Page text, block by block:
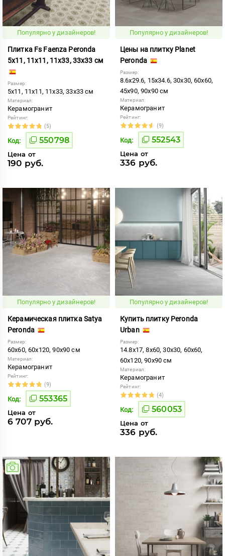
Популярно у дизайнеров!
Плитка Fs Faenza Peronda
5x11, 11x11, 11x33, 33x33 см
Размер:
5x11, 11x11, 11x33, 33x33 см
Материал:
Керамогранит
Рейтинг:
(5)
Код: 550798
Цена от
190 руб.
Популярно у дизайнеров!
Цены на плитку Planet
Peronda
Размер:
8.6x29.6, 15x34.6, 30x30, 60x60,
45x90, 90x90 см
Материал:
Керамогранит
Рейтинг:
(9)
Код: 552543
Цена от
336 руб.
Популярно у дизайнеров!
Керамическая плитка Satya
Peronda
Размер:
60x60, 60x120, 90x90 см
Материал:
Керамогранит
Рейтинг:
(9)
Код: 553365
Цена от
6 707 руб.
Популярно у дизайнеров!
Купить плитку Peronda
Urban
Размер:
14.8x17, 8x60, 30x30, 60x60,
60x120, 90x90 см
Материал:
Керамогранит
Рейтинг:
(4)
Код: 560053
Цена от
336 руб.